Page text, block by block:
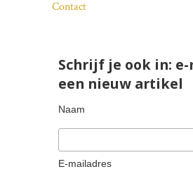
Contact
Schrijf je ook in:
een nieuw artikel
Naam
E-mailadres